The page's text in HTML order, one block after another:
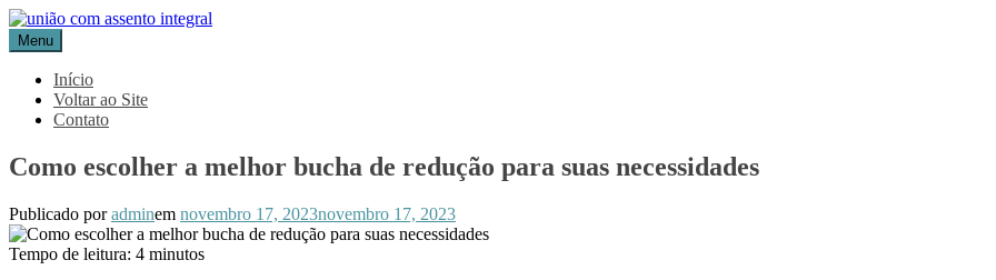
Pular
para
o
conteúdo
Blog Aceflan
Líder em Acessórios Industriais
Menu
Início
Voltar ao Site
Contato
Como escolher a melhor bucha de redução para suas necessidades
Publicado poradminem novembro 17, 2023novembro 17, 2023
Tempo de leitura: 4 minutos